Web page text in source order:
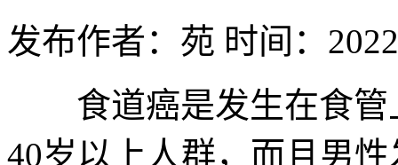
发布作者：苑 时间：
食道癌是发生在食管
40岁以上人群，而且男